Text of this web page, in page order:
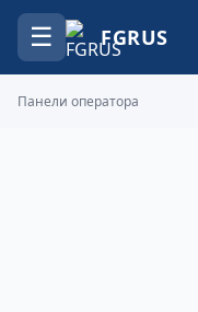
☰ FGRUS
Панели оператора